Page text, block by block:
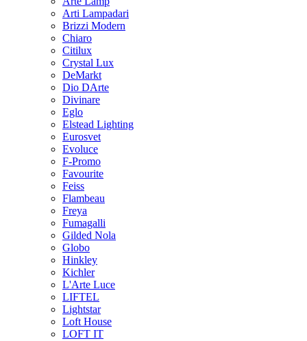
Arti Lampadari
Brizzi Modern
Chiaro
Citilux
Crystal Lux
DeMarkt
Dio DArte
Divinare
Eglo
Elstead Lighting
Eurosvet
Evoluce
F-Promo
Favourite
Feiss
Flambeau
Freya
Fumagalli
Gilded Nola
Globo
Hinkley
Kichler
L'Arte Luce
LIFTEL
Lightstar
Loft House
LOFT IT